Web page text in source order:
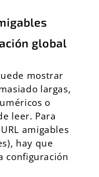
global
mostrar
largas,
o
leer. Para
amigables
hay que
configuración